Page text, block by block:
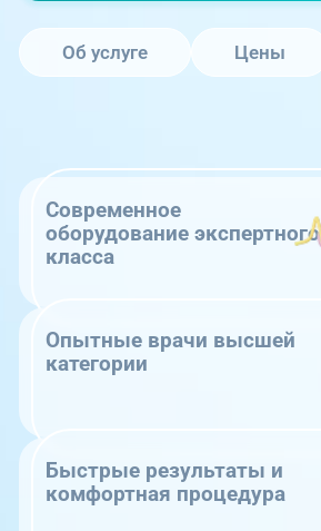
Об услуге Цены
Современное
оборудование экспертного
класса
Опытные врачи высшей
категории
Быстрые результаты и
комфортная процедура